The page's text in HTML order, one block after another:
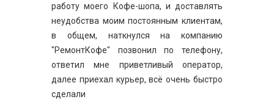
работу моего Кофе-шопа, и доставлять
неудобства моим постоянным клиентам,
в общем, наткнулся на компанию
"РемонтКофе" позвонил по телефону,
ответил мне приветливый оператор,
далее приехал курьер, всё очень быстро
сделали